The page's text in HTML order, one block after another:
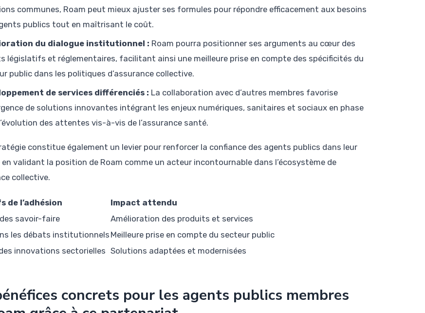
communes, Roam peut mieux ajuster ses formules pour répondre efficacement aux besoins
publics tout en maîtrisant le coût.
du dialogue institutionnel : Roam pourra positionner ses arguments au cœur des
législatifs et réglementaires, facilitant ainsi une meilleure prise en compte des spécificités du
public dans les politiques d’assurance collective.
de services différenciés : La collaboration avec d’autres membres favorise
de solutions innovantes intégrant les enjeux numériques, sanitaires et sociaux en phase
des attentes vis-à-vis de l’assurance santé.
constitue également un levier pour renforcer la confiance des agents publics dans leur
validant la position de Roam comme un acteur incontournable dans l’écosystème de
collective.
de l’adhésion
Impact attendu
savoir-faire
Amélioration des produits et services
les débats institutionnels Meilleure prise en compte du secteur public
innovations sectorielles Solutions adaptées et modernisées
concrets pour les agents publics membres